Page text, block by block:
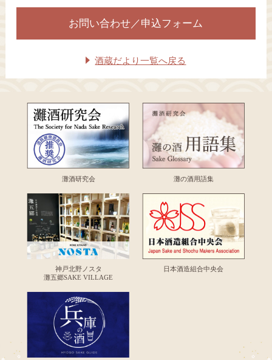
お問い合わせ／申込フォーム
酒蔵だより一覧へ戻る
灘酒研究会 灘の酒用語集
神戸北野ノスタ
灘五郷SAKE VILLAGE
日本酒造組合中央会